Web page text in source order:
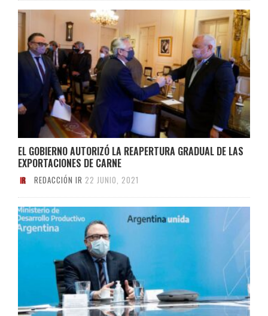
EL GOBIERNO AUTORIZÓ LA REAPERTURA GRADUAL DE LAS
EXPORTACIONES DE CARNE
REDACCIÓN IR 22 JUNIO, 2021